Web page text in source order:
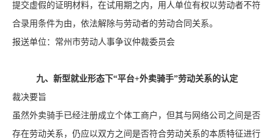
提交虚假的证明材料，在试用期之内，用人单位有权以劳动者不符
合录用条件为由，依法解除与劳动者的劳动合同关系。
报送单位：常州市劳动人事争议仲裁委员会
九、新型就业形态下“平台+外卖骑手”劳动关系的认定
裁决要旨
虽然外卖骑手已经注册成立个体工商户，但其与网络公司之间是否
存在劳动关系，仍应以双方之间是否符合劳动关系的本质特征进行